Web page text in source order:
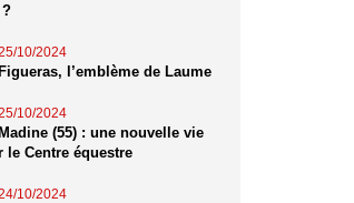
10/2024
Figueras, l’emblème de Laume
10/2024
Madine (55) : une nouvelle vie
le Centre équestre
10/2024